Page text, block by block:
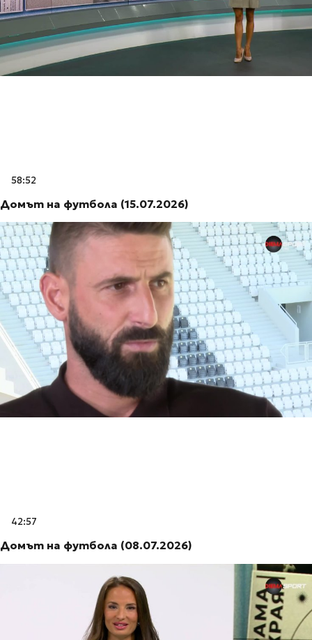
58:52
Домът на футбола (15.07.2026)
42:57
Домът на футбола (08.07.2026)